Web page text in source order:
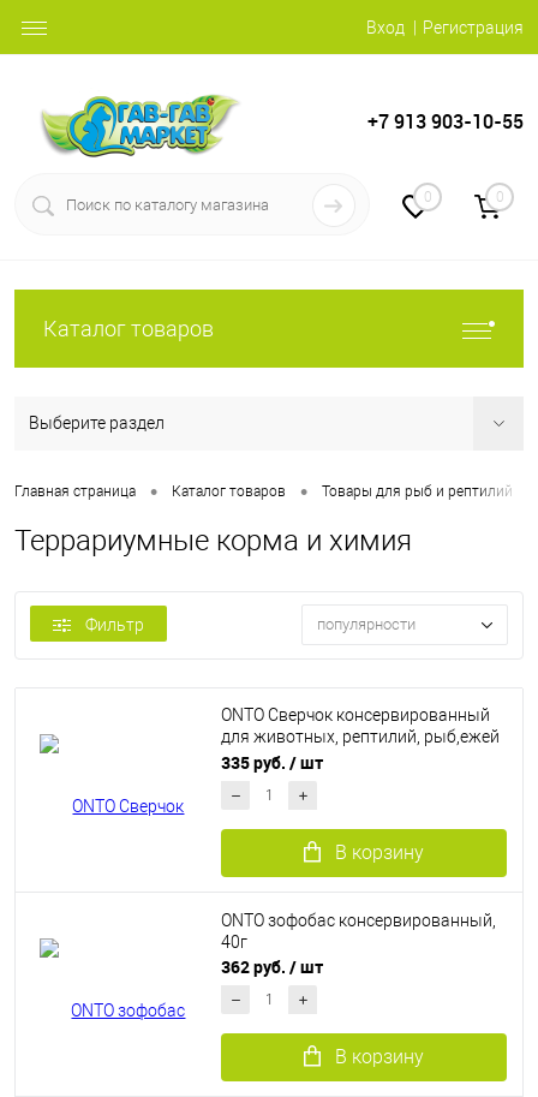
Вход Регистрация
+7 913 903-10-55
0 0
Каталог товаров
Выберите раздел
Главная страница • Каталог товаров • Товары для рыб и рептилий
Террариумные корма и химия
Фильтр популярности
ONTO Сверчок консервированный
для животных, рептилий, рыб,ежей
40 г
335 руб. / шт
В корзину
ONTO зофобас консервированный,
40г
362 руб. / шт
В корзину